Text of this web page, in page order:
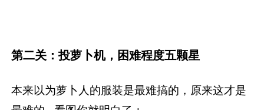
第二关：投萝卜机，困难程度五颗星
本来以为萝卜人的服装是最难搞的，原来这才是